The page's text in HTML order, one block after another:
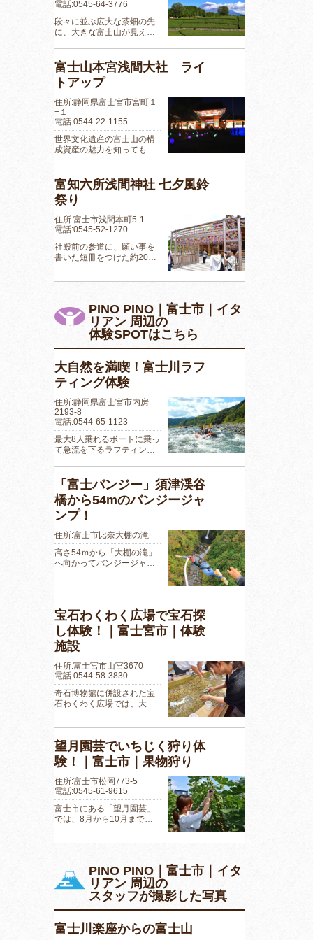
電話:0545-64-3776
段々に並ぶ広大な茶畑の先
に、大きな富士山が見え…
富士山本宮浅間大社 ライ
トアップ
住所:静岡県富士宮市宮町１
−１
電話:0544-22-1155
世界文化遺産の富士山の構
成資産の魅力を知っても…
富知六所浅間神社 七夕風鈴
祭り
住所:富士市浅間本町5-1
電話:0545-52-1270
社殿前の参道に、願い事を
書いた短冊をつけた約20…
PINO PINO｜富士市｜イタ
リアン 周辺の
体験SPOTはこちら
大自然を満喫！富士川ラフ
ティング体験
住所:静岡県富士宮市内房
2193-8
電話:0544-65-1123
最大8人乗れるボートに乗っ
て急流を下るラフティン…
「富士バンジー」須津渓谷
橋から54mのバンジージャ
ンプ！
住所:富士市比奈大棚の滝
高さ54ｍから「大棚の滝」
へ向かってバンジージャ…
宝石わくわく広場で宝石探
し体験！｜富士宮市｜体験
施設
住所:富士宮市山宮3670
電話:0544-58-3830
奇石博物館に併設された宝
石わくわく広場では、大…
望月園芸でいちじく狩り体
験！｜富士市｜果物狩り
住所:富士市松岡773-5
電話:0545-61-9615
富士市にある「望月園芸」
では、8月から10月まで…
PINO PINO｜富士市｜イタ
リアン 周辺の
スタッフが撮影した写真
富士川楽座からの富士山